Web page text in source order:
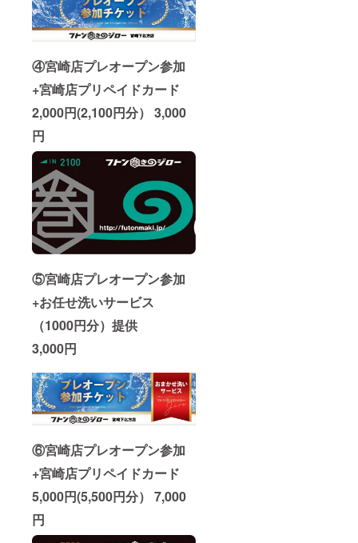
④宮崎店プレオープン参加
+宮崎店プリペイドカード
2,000円(2,100円分） 3,000
円
⑤宮崎店プレオープン参加
+お任せ洗いサービス
（1000円分）提供
3,000円
⑥宮崎店プレオープン参加
+宮崎店プリペイドカード
5,000円(5,500円分） 7,000
円